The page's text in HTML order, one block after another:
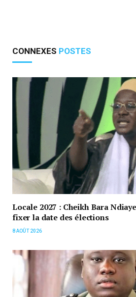
CONNEXES POSTES
Locale 2027 : Cheikh Bara
fixer la date des élections
8 AOÛT 2026